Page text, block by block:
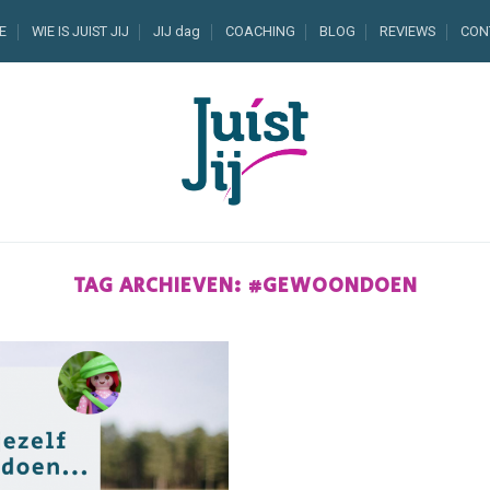
WIE IS JUIST JIJ JIJ dag COACHING BLOG REVIEWS
TAG ARCHIEVEN: #GEWOONDOEN